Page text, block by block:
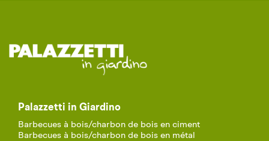
Palazzetti in Giardino
Barbecues à bois/charbon de bois en ciment
Barbecues à bois/charbon de bois en métal